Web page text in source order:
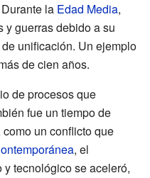
la Edad Media,
y guerras debido a su
unificación. Un ejemplo
de cien años.
de procesos que
fue un tiempo de
un conflicto que
, el
tecnológico se aceleró,